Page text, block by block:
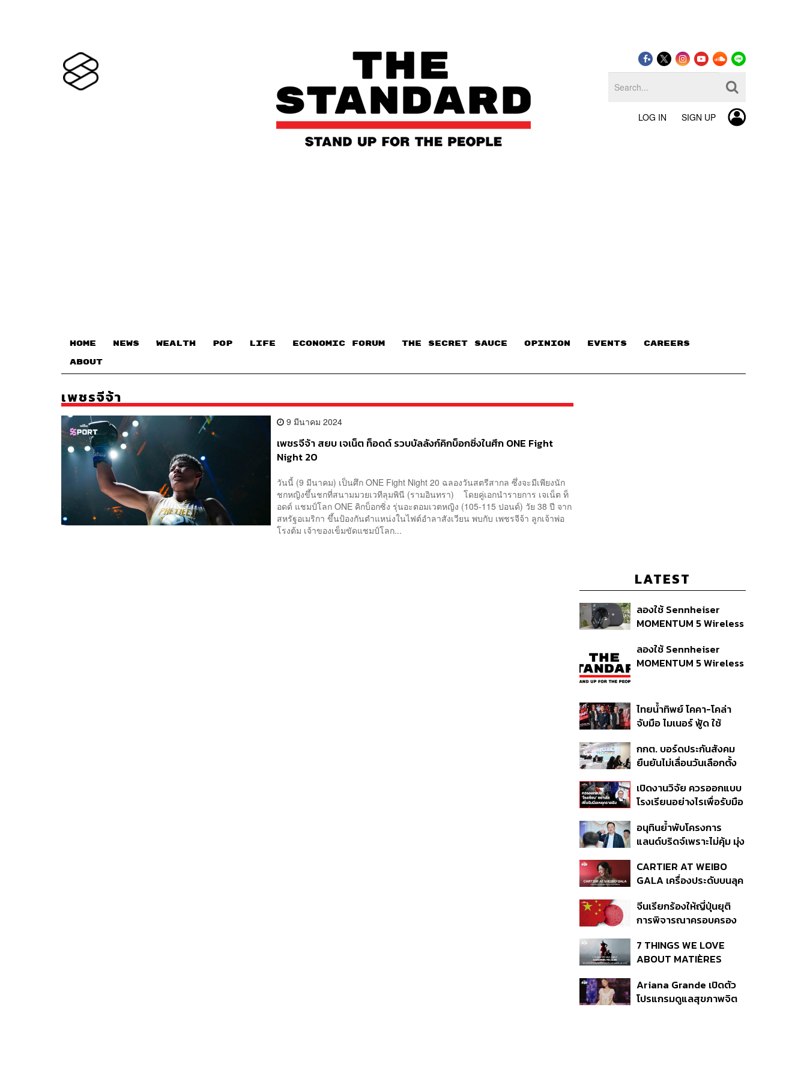
LOG IN SIGN UP
HOME NEWS WEALTH POP LIFE ECONOMIC FORUM THE SECRET SAUCE​ OPINION EVENTS CAREERS
ABOUT
เพชรจีจ้า
9 มีนาคม 2024
เพชรจีจ้า สยบ เจเน็ต ท็อดด์ รวบบัลลังก์คิกบ็อกซิ่งในศึก ONE Fight
Night 20
วันนี้ (9 มีนาคม) เป็นศึก ONE Fight Night 20 ฉลองวันสตรีสากล ซึ่งจะมีเพียงนัก
ชกหญิงขึ้นชกที่สนามมวยเวทีลุมพินี (รามอินทรา) โดยคู่เอกนำรายการ เจเน็ต ท็
อดด์ แชมป์โลก ONE คิกบ็อกซิ่ง รุ่นอะตอมเวตหญิง (105-115 ปอนด์) วัย 38 ปี จาก
สหรัฐอเมริกา ขึ้นป้องกันตำแหน่งในไฟต์อำลาสังเวียน พบกับ เพชรจีจ้า ลูกเจ้าพ่อ
โรงต้ม เจ้าของเข็มขัดแชมป์โลก...
LATEST
ลองใช้ Sennheiser
MOMENTUM 5 Wireless
ถอดเปลี่ยนแบตเองได้
ก่อนกฎ EU บังคับปีหน้า
ลองใช้ Sennheiser
MOMENTUM 5 Wireless
ก่อนกฎ EU บังคับปีหน้า
ไทยน้ำทิพย์ โคคา-โคล่า
จับมือ ไมเนอร์ ฟู้ด ใช้
พัน Music Marketing ใน
ปีที่ธุรกิจร้านอาหารโต
กกต. บอร์ดประกันสังคม
ยืนยันไม่เลื่อนวันเลือกตั้ง
ตามคำสั่งทุเลาของศาล
เปิดงานวิจัย ควรออกแบบ
โรงเรียนอย่างไรเพื่อรับมือ
อนุทินย้ำพับโครงการ
แลนด์บริดจ์เพราะไม่คุ้ม มุ่ง
รองรับอ่าวไทย-อันดามัน
CARTIER AT WEIBO
GALA เครื่องประดับบนลุค
สำคัญ
จีนเรียกร้องให้ญี่ปุ่นยุติ
การพิจารณาครอบครอง
7 THINGS WE LOVE
ABOUT MATIÈRES
Ariana Grande เปิดตัว
โปรแกรมดูแลสุขภาพจิต